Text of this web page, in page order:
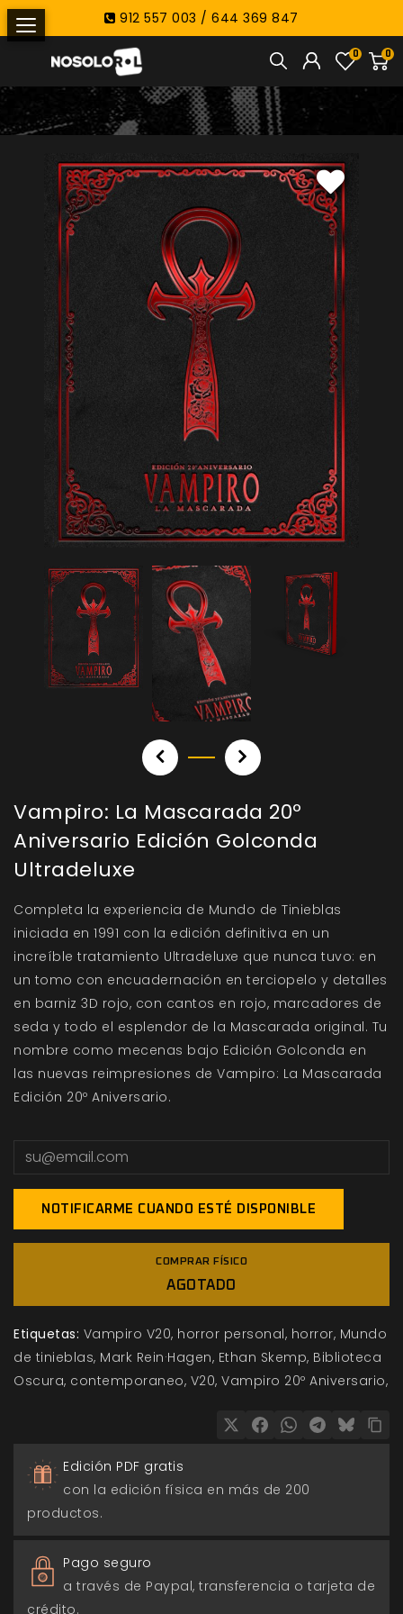
912 557 003 / 644 369 847
0
0
Vampiro: La Mascarada 20º
Aniversario Edición Golconda
Ultradeluxe
Completa la experiencia de Mundo de Tinieblas
iniciada en 1991 con la edición definitiva en un
increíble tratamiento Ultradeluxe que nunca tuvo: en
un tomo con encuadernación en terciopelo y detalles
en barniz 3D rojo, con cantos en rojo, marcadores de
seda y todo el esplendor de la Mascarada original. Tu
nombre como mecenas bajo Edición Golconda en
las nuevas reimpresiones de Vampiro: La Mascarada
Edición 20º Aniversario.
NOTIFICARME CUANDO ESTÉ DISPONIBLE
COMPRAR FÍSICO
AGOTADO
Etiquetas: Vampiro V20 horror personal horror Mundo
de tinieblas Mark Rein·Hagen Ethan Skemp Biblioteca
Oscura contemporaneo V20 Vampiro 20º Aniversario
Edición PDF gratis
con la edición física en más de 200
productos.
Pago seguro
a través de Paypal, transferencia o tarjeta de
crédito.